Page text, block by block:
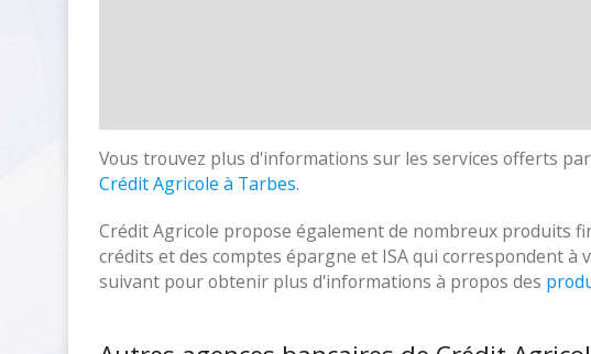
Vous trouvez plus d'informations sur les services offerts
Crédit Agricole à Tarbes.
Crédit Agricole propose également de nombreux produits
crédits et des comptes épargne et ISA qui correspondent
suivant pour obtenir plus d'informations à propos des